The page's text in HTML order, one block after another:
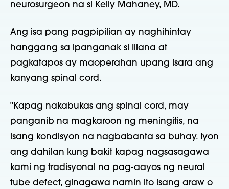
neurosurgeon na si Kelly Mahaney, MD.
Ang isa pang pagpipilian ay naghihintay
hanggang sa ipanganak si Iliana at
pagkatapos ay maoperahan upang isara ang
kanyang spinal cord.
"Kapag nakabukas ang spinal cord, may
panganib na magkaroon ng meningitis, na
isang kondisyon na nagbabanta sa buhay. Iyon
ang dahilan kung bakit kapag nagsasagawa
kami ng tradisyonal na pag-aayos ng neural
tube defect, ginagawa namin ito isang araw o